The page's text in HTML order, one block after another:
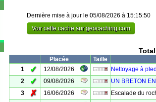
Dernière mise à jour le 05/08/2026 à 15:15:50
Voir cette cache sur geocaching.com
Placée Taille
1
✓ 12/08/2026
Nettoyage à
2
✓ 09/08/2026
UN BRETON
3
✗ 16/06/2026
Escalade du